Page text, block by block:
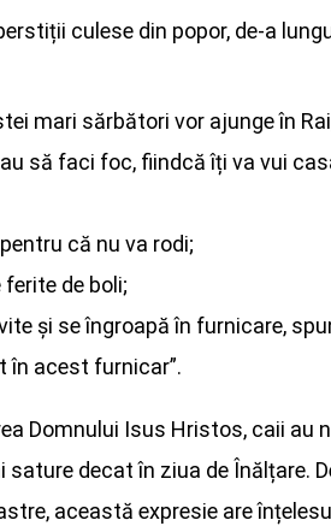
culese din popor, de-a
mari sărbători vor ajunge în
să faci foc, fiindcă îți va vui
că nu va rodi;
de boli;
și se îngroapă în furnicare,
în acest furnicar”.
Domnului Isus Hristos, caii au
decat în ziua de Înălțare.
această expresie are